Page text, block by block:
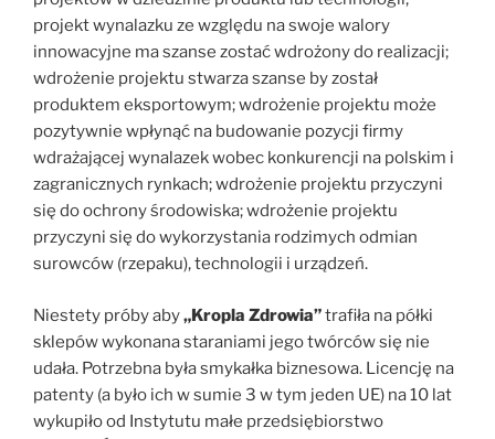
projekt wynalazku ze względu na swoje walory
innowacyjne ma szanse zostać wdrożony do realizacji;
wdrożenie projektu stwarza szanse by został
produktem eksportowym; wdrożenie projektu może
pozytywnie wpłynąć na budowanie pozycji firmy
wdrażającej wynalazek wobec konkurencji na polskim i
zagranicznych rynkach; wdrożenie projektu przyczyni
się do ochrony środowiska; wdrożenie projektu
przyczyni się do wykorzystania rodzimych odmian
surowców (rzepaku), technologii i urządzeń.
Niestety próby aby„Kropla Zdrowia”trafiła na półki
sklepów wykonana staraniami jego twórców się nie
udała. Potrzebna była smykałka biznesowa. Licencję na
patenty (a było ich w sumie 3 w tym jeden UE) na 10 lat
wykupiło od Instytutu małe przedsiębiorstwo